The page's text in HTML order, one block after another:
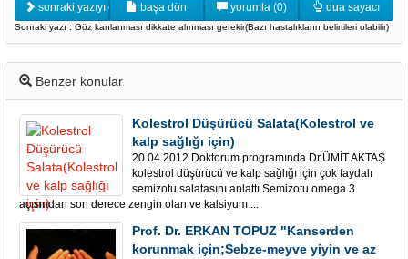
sonraki yazıyı oku başa dön yorumla (0) dua sayacı
Sonraki yazı : Göz kanlanması dikkate alınması gerekir(Bazı hastalıkların belirtileri olabilir)
Benzer konular
Kolestrol Düşürücü Salata(Kolestrol ve
kalp sağlığı için)
20.04.2012 Doktorum programında Dr.ÜMİT AKTAŞ
kolestrol düşürücü ve kalp sağlığı için çok faydalı
semizotu salatasını anlattı.Semizotu omega 3
açısından son derece zengin olan ve kalsiyum ...
Prof. Dr. ERKAN TOPUZ "Kanserden
korunmak için;Sebze-meyve yiyin ve az